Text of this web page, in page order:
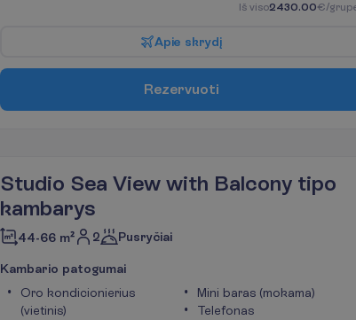
Iš viso2430.00€/
Apie skrydį
Rezervuoti
Studio Sea View with Balcony tipo
kambarys
44-66 m² 2 Pusryčiai
Kambario patogumai
Oro kondicionierius
(vietinis)
Mini baras (mokama)
Telefonas